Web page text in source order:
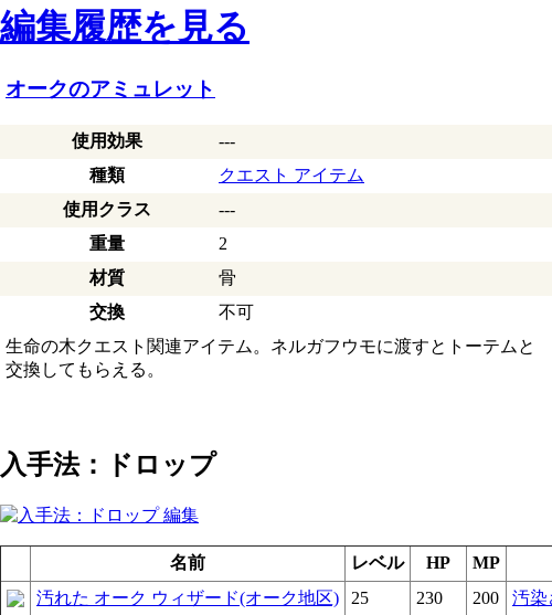
編集履歴を見る
オークのアミュレット
使用効果
---
種類
クエスト アイテム
使用クラス
---
重量
2
材質
骨
交換
不可
生命の木クエスト関連アイテム。ネルガフウモに渡すとトーテムと
交換してもらえる。
入手法：ドロップ
名前 レベル HP MP
汚れた オーク ウィザード(オーク地区)
25 230 200 汚染